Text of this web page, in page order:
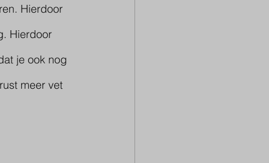
Hierdoor
Hierdoor
je ook nog
meer vet